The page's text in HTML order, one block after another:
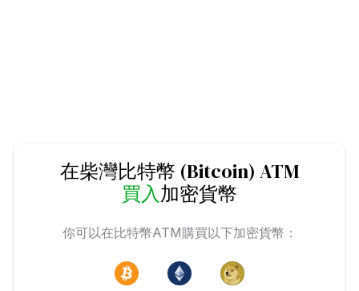
在柴灣比特幣 (Bitcoin) ATM
買入加密貨幣
你可以在比特幣ATM購買以下加密貨幣：